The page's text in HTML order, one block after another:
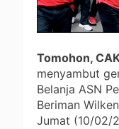
Tomohon,
menyambut
Belanja ASN
Beriman
Jumat (10/02/